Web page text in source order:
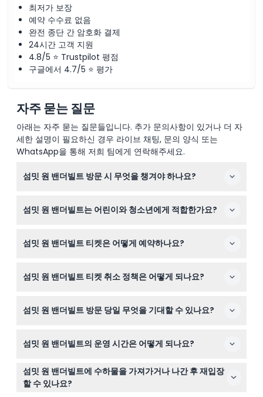
최저가 보장
예약 수수료 없음
완전 종단 간 암호화 결제
24시간 고객 지원
4.8/5 ⭐ Trustpilot 평점
구글에서 4.7/5 ⭐ 평가
자주 묻는 질문
아래는 자주 묻는 질문들입니다. 추가 문의사항이 있거나 더 자
세한 설명이 필요하신 경우 라이브 채팅, 문의 양식 또는
WhatsApp을 통해 저희 팀에게 연락해주세요.
섬밋 원 밴더빌트 방문 시 무엇을 챙겨야 하나요?
손상시킬 수 있는 하이힐이나 부츠는 피하는 것이 좋습니
섬밋 원 밴더빌트는 어린이와 청소년에게 적합한가요?
입니다. 13세 이상 방문객은 성인과 동일한 요금을 지불합
섬밋 원 밴더빌트 티켓은 어떻게 예약하나요?
편하게 예약할 수 있습니다.
섬밋 원 밴더빌트 티켓 취소 정책은 어떻게 되나요?
이 확실한지 확인하세요.
섬밋 원 밴더빌트 방문 당일 무엇을 기대할 수 있나요?
몰입형 전시를 관람하고 전경을 즐기며 1~2시간 정도 시간
섬밋 원 밴더빌트의 운영 시간은 어떻게 되나요?
섬밋은 매일 오전 9시부터 자정까지 운영하며 마지막 입장
은 오후 10시 30분입니다. 화요일은 휴관이며(변경 가능하
니 예약 시 확인하세요).
섬밋 원 밴더빌트에 수하물을 가져가거나 나간 후 재입장
할 수 있나요?